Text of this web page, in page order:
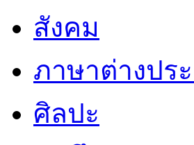
สังคม
ภาษาต่างปร
ศิลปะ